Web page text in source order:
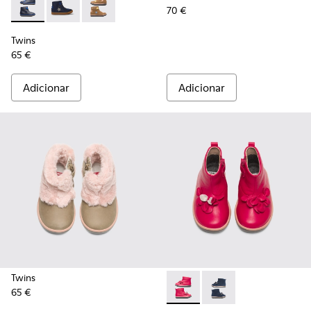
Twins - K900153-002 - Blue
Twins - K900153-004
Twins - K900153-001
Twins
65 €
Adicionar
70 €
Adicionar
Twins
65 €
Twins - K900210-001 - Pink
Twins - K900210-